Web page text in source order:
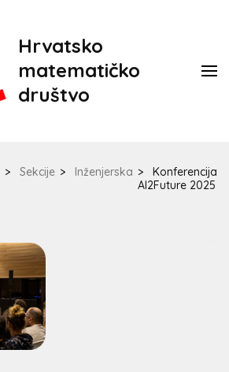
Hrvatsko
matematičko
društvo
> Sekcije > Inženjerska >
Konferencija
AI2Future 2025